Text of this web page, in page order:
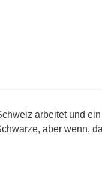
arbeitet und
aber wenn,